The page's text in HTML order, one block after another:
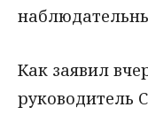
Как заявил
руководитель